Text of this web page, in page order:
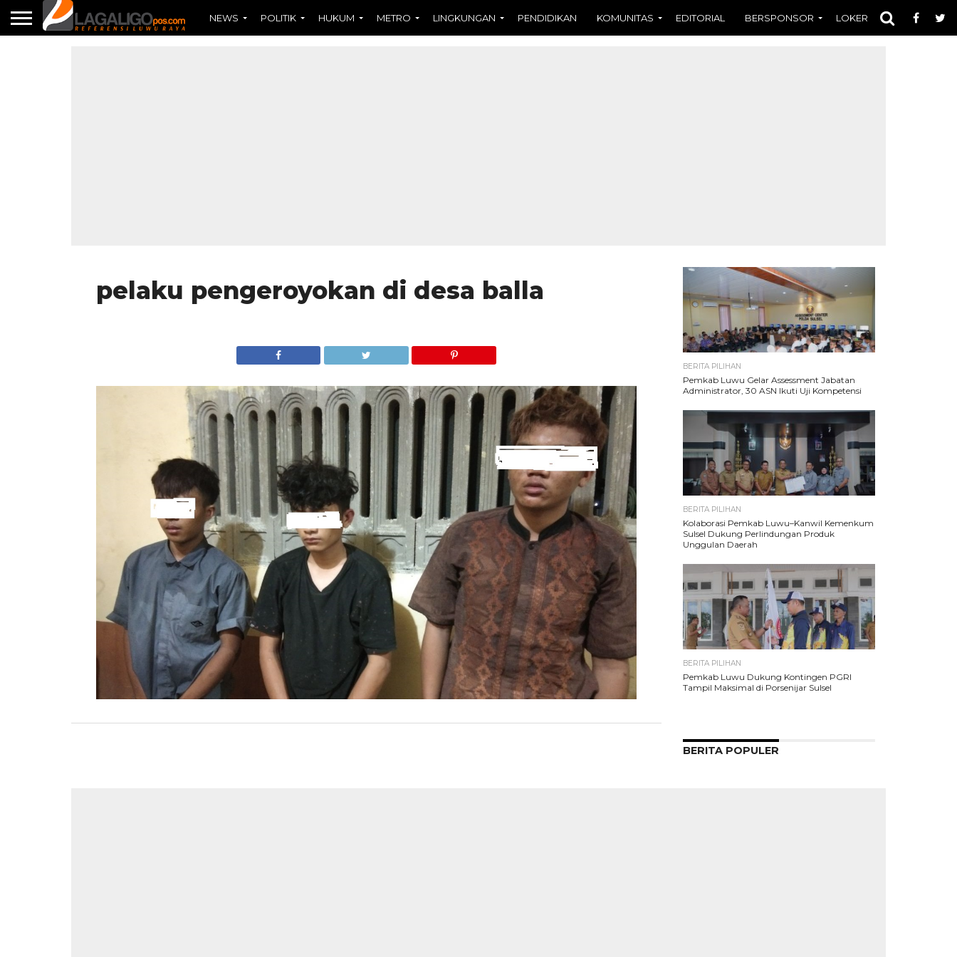
NEWS POLITIK HUKUM METRO LINGKUNGAN PENDIDIKAN KOMUNITAS EDITORIAL BERSPONSOR LOKER OPINI
pelaku pengeroyokan di desa balla
BERITA PILIHAN
Pemkab Luwu Gelar Assessment Jabatan
Administrator, 30 ASN Ikuti Uji Kompetensi
BERITA PILIHAN
Kolaborasi Pemkab Luwu–Kanwil Kemenkum
Sulsel Dukung Perlindungan Produk
Unggulan Daerah
BERITA PILIHAN
Pemkab Luwu Dukung Kontingen PGRI
Tampil Maksimal di Porsenijar Sulsel
BERITA POPULER